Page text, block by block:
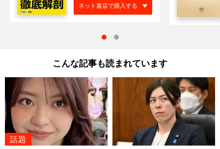
ネット書店で購入する
こんな記事も読まれています
話題